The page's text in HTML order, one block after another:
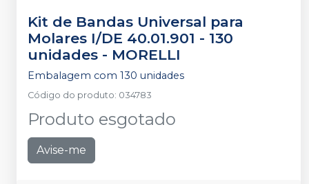
Kit de Bandas Universal para
Molares I/DE 40.01.901 - 130
unidades - MORELLI
Embalagem com 130 unidades
Código do produto: 034783
Produto esgotado
Avise-me